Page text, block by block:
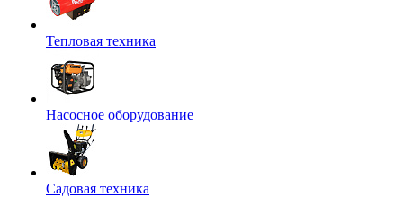
Тепловая техника
Насосное оборудование
Садовая техника